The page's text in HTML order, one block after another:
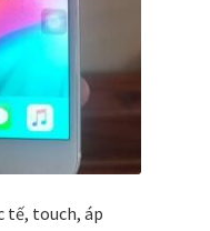
tế, touch, áp